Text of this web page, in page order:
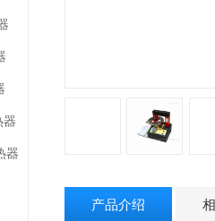
器
器
产品介绍